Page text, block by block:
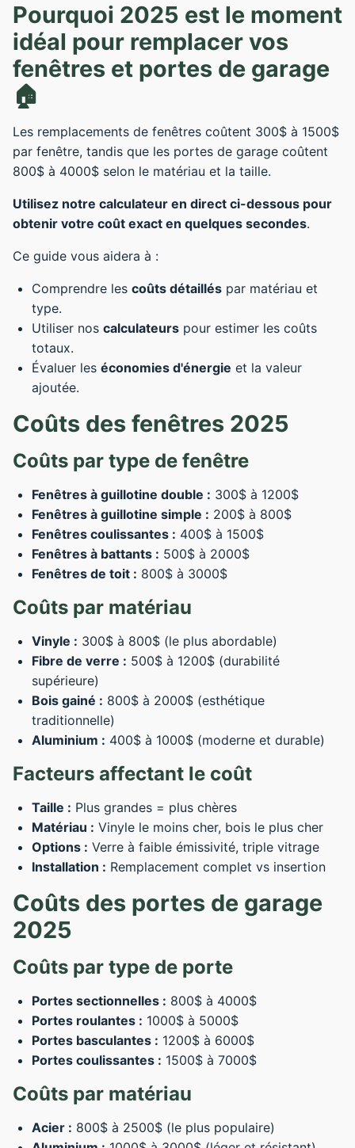
Pourquoi 2025 est le moment
idéal pour remplacer vos
fenêtres et portes de garage
🏠
Les remplacements de fenêtres coûtent 300$ à 1500$
par fenêtre, tandis que les portes de garage coûtent
800$ à 4000$ selon le matériau et la taille.
Utilisez notre calculateur en direct ci-dessous pour
obtenir votre coût exact en quelques secondes.
Ce guide vous aidera à :
Comprendre les coûts détaillés par matériau et
type.
Utiliser nos calculateurs pour estimer les coûts
totaux.
Évaluer les économies d'énergie et la valeur
ajoutée.
Coûts des fenêtres 2025
Coûts par type de fenêtre
Fenêtres à guillotine double : 300$ à 1200$
Fenêtres à guillotine simple : 200$ à 800$
Fenêtres coulissantes : 400$ à 1500$
Fenêtres à battants : 500$ à 2000$
Fenêtres de toit : 800$ à 3000$
Coûts par matériau
Vinyle : 300$ à 800$ (le plus abordable)
Fibre de verre : 500$ à 1200$ (durabilité
supérieure)
Bois gainé : 800$ à 2000$ (esthétique
traditionnelle)
Aluminium : 400$ à 1000$ (moderne et durable)
Facteurs affectant le coût
Taille : Plus grandes = plus chères
Matériau : Vinyle le moins cher, bois le plus cher
Options : Verre à faible émissivité, triple vitrage
Installation : Remplacement complet vs insertion
Coûts des portes de garage
2025
Coûts par type de porte
Portes sectionnelles : 800$ à 4000$
Portes roulantes : 1000$ à 5000$
Portes basculantes : 1200$ à 6000$
Portes coulissantes : 1500$ à 7000$
Coûts par matériau
Acier : 800$ à 2500$ (le plus populaire)